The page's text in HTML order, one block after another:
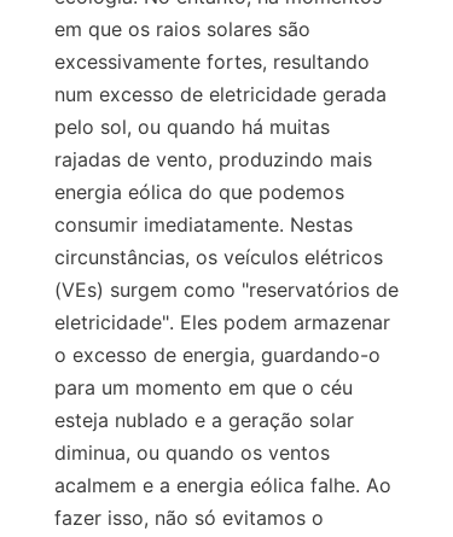
em que os raios solares são
excessivamente fortes, resultando
num excesso de eletricidade gerada
pelo sol, ou quando há muitas
rajadas de vento, produzindo mais
energia eólica do que podemos
consumir imediatamente. Nestas
circunstâncias, os veículos elétricos
(VEs) surgem como "reservatórios de
eletricidade". Eles podem armazenar
o excesso de energia, guardando-o
para um momento em que o céu
esteja nublado e a geração solar
diminua, ou quando os ventos
acalmem e a energia eólica falhe. Ao
fazer isso, não só evitamos o